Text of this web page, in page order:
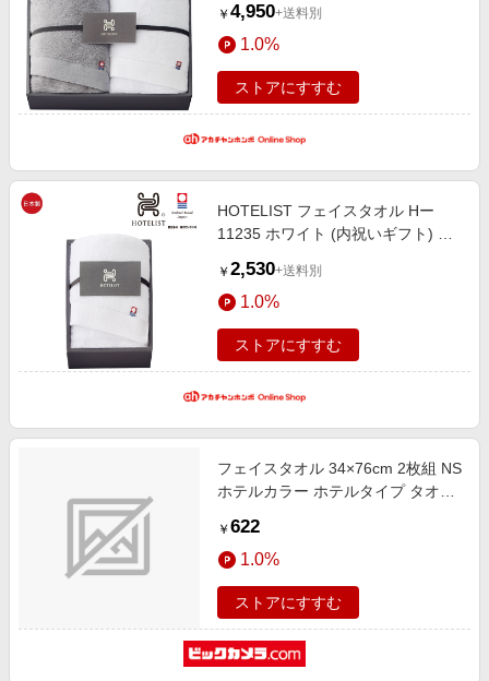
ルギフト 今治タオル
￥ 4,950+送料別
1.0%
ストアにすすむ
HOTELIST フェイスタオル Hー
11235 ホワイト (内祝いギフト) 内
オルギフト 今治タオル
￥ 2,530+送料別
1.0%
ストアにすすむ
フェイスタオル 34×76cm 2枚組 NS
ホテルカラー ホテルタイプ タオル
￥ 622
1.0%
ストアにすすむ